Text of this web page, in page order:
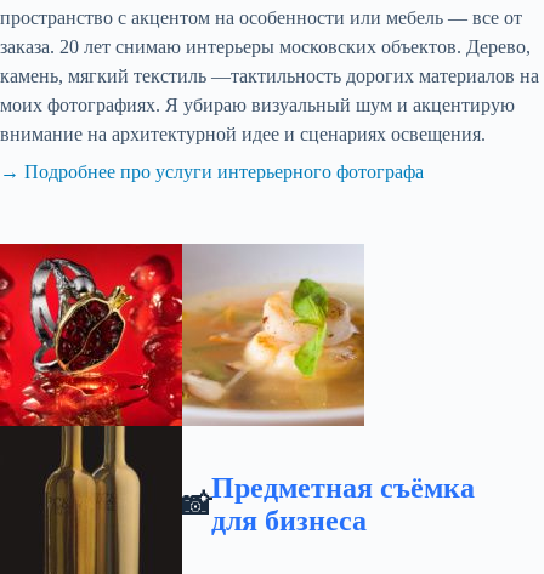
пространство с акцентом на особенности или мебель — все от
заказа. 20 лет снимаю интерьеры московских объектов. Дерево,
камень, мягкий текстиль —тактильность дорогих материалов на
моих фотографиях. Я убираю визуальный шум и акцентирую
внимание на архитектурной идее и сценариях освещения.
→ Подробнее про услуги интерьерного фотографа
📸
Предметная съёмка
для бизнеса